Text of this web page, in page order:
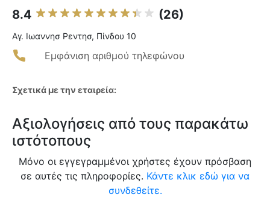
8.4 (26)
Αγ. Ιωαννησ Ρεντησ, Πίνδου 10
Εμφάνιση αριθμού τηλεφώνου
Σχετικά με την εταιρεία:
Αξιολογήσεις από τους παρακάτω
ιστότοπους
Μόνο οι εγγεγραμμένοι χρήστες έχουν πρόσβαση
σε αυτές τις πληροφορίες. Κάντε κλικ εδώ για να
συνδεθείτε.